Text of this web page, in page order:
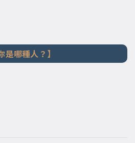
是哪種人？】